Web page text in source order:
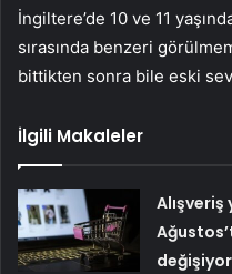
İngiltere’de 10 ve 11
sırasında benzeri
bittikten sonra bile eski
İlgili Makaleler
değişiyor